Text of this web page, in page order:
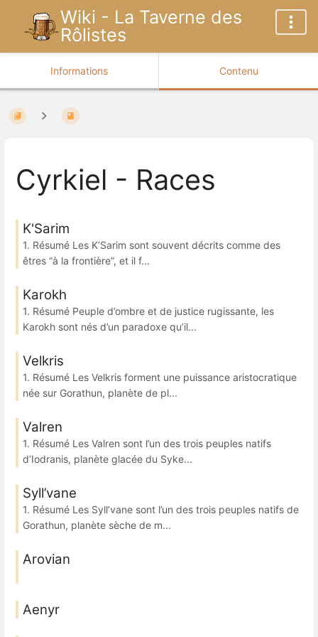
Wiki - La Taverne des
Rôlistes
Informations Contenu
Cyrkiel - Races
K'Sarim
1. Résumé Les K’Sarim sont souvent décrits comme des
êtres “à la frontière”, et il f...
Karokh
1. Résumé Peuple d’ombre et de justice rugissante, les
Karokh sont nés d’un paradoxe qu’il...
Velkris
1. Résumé Les Velkris forment une puissance aristocratique
née sur Gorathun, planète de pl...
Valren
1. Résumé Les Valren sont l’un des trois peuples natifs
d’Iodranis, planète glacée du Syke...
Syll’vane
1. Résumé Les Syll’vane sont l’un des trois peuples natifs de
Gorathun, planète sèche de m...
Arovian
Aenyr